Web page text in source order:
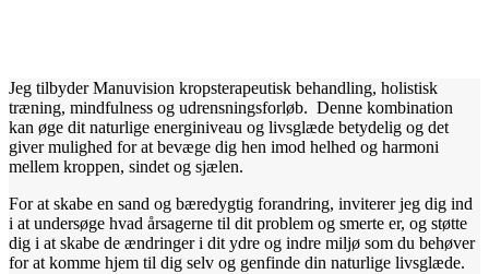
Jeg tilbyder Manuvision kropsterapeutisk behandling, holistisk
træning, mindfulness og udrensningsforløb. Denne kombination
kan øge dit naturlige energiniveau og livsglæde betydelig og det
giver mulighed for at bevæge dig hen imod helhed og harmoni
mellem kroppen, sindet og sjælen.
For at skabe en sand og bæredygtig forandring, inviterer jeg dig ind
i at undersøge hvad årsagerne til dit problem og smerte er, og støtte
dig i at skabe de ændringer i dit ydre og indre miljø som du behøver
for at komme hjem til dig selv og genfinde din naturlige livsglæde.